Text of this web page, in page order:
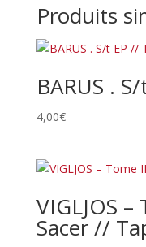
Produits
BARUS .
4,00€
VIGLJOS
Sacer //